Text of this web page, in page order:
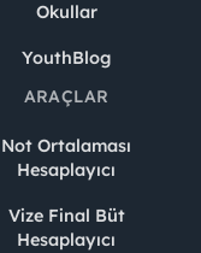
Okullar
YouthBlog
ARAÇLAR
Not Ortalaması
Hesaplayıcı
Vize Final Büt
Hesaplayıcı